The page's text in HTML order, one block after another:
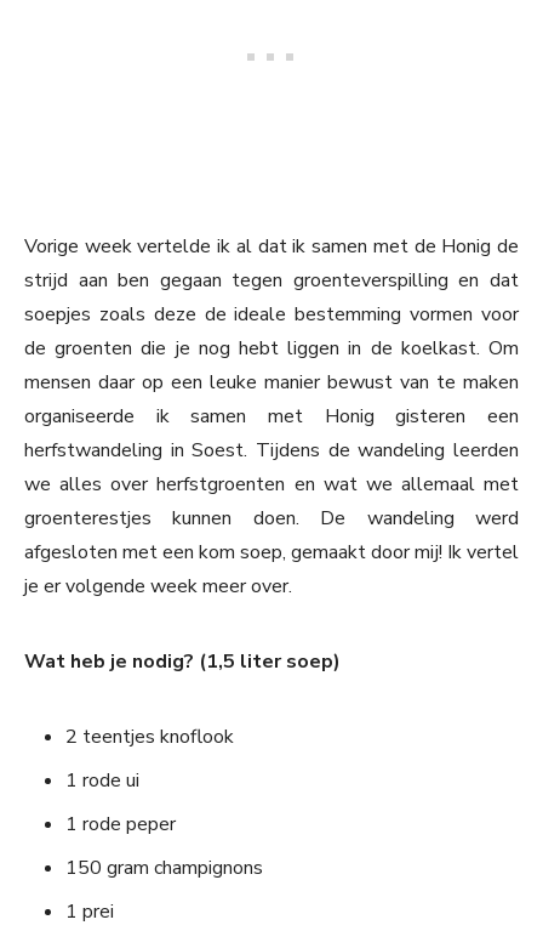
Vorige week vertelde ik al dat ik samen met de Honig de
strijd aan ben gegaan tegen groenteverspilling en dat
soepjes zoals deze de ideale bestemming vormen voor
de groenten die je nog hebt liggen in de koelkast. Om
mensen daar op een leuke manier bewust van te maken
organiseerde ik samen met Honig gisteren een
herfstwandeling in Soest. Tijdens de wandeling leerden
we alles over herfstgroenten en wat we allemaal met
groenterestjes kunnen doen. De wandeling werd
afgesloten met een kom soep, gemaakt door mij! Ik vertel
je er volgende week meer over.
Wat heb je nodig? (1,5 liter soep)
2 teentjes knoflook
1 rode ui
1 rode peper
150 gram champignons
1 prei